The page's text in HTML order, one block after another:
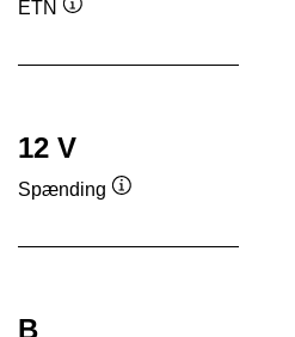
ETN
12 V
Spænding
B